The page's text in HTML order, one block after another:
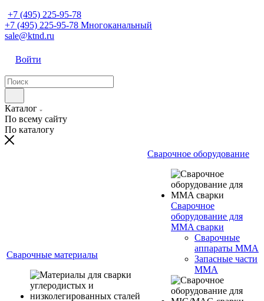
+7 (495) 225-95-78
+7 (495) 225-95-78 Многоканальный
sale@ktnd.ru
Войти
Каталог
По всему сайту
По каталогу
Сварочные материалы
Сварочное оборудование
Сварочное
оборудование для
MMA сварки
Сварочные
аппараты MMA
Запасные части
MMA